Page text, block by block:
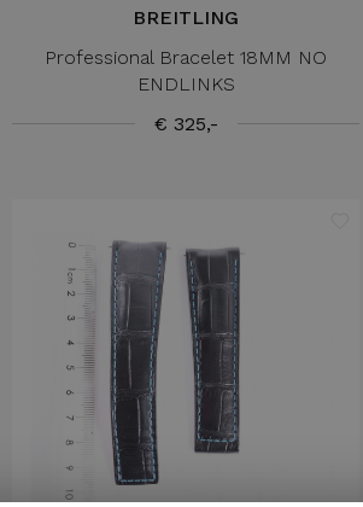
BREITLING
Professional Bracelet 18MM NO
ENDLINKS
€ 325,-